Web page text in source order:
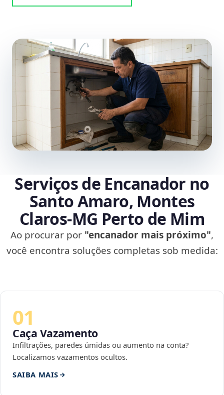
Serviços de Encanador no
Santo Amaro, Montes
Claros‑MG Perto de Mim
Ao procurar por "encanador mais próximo",
você encontra soluções completas sob medida:
01
Caça Vazamento
Infiltrações, paredes úmidas ou aumento na conta?
Localizamos vazamentos ocultos.
SAIBA MAIS